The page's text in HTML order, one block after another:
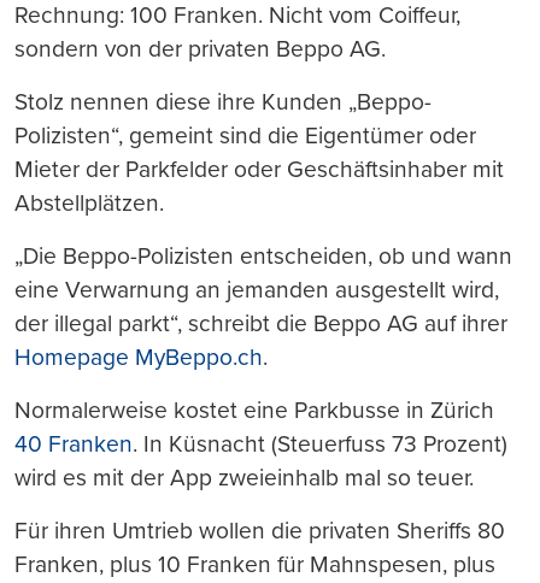
Rechnung: 100 Franken. Nicht vom Coiffeur,
sondern von der privaten Beppo AG.
Stolz nennen diese ihre Kunden „Beppo-
Polizisten“, gemeint sind die Eigentümer oder
Mieter der Parkfelder oder Geschäftsinhaber mit
Abstellplätzen.
„Die Beppo-Polizisten entscheiden, ob und wann
eine Verwarnung an jemanden ausgestellt wird,
der illegal parkt“, schreibt die Beppo AG auf ihrer
Homepage MyBeppo.ch.
Normalerweise kostet eine Parkbusse in Zürich
40 Franken. In Küsnacht (Steuerfuss 73 Prozent)
wird es mit der App zweieinhalb mal so teuer.
Für ihren Umtrieb wollen die privaten Sheriffs 80
Franken, plus 10 Franken für Mahnspesen, plus